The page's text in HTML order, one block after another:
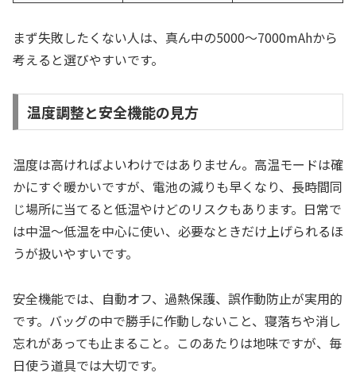
まず失敗したくない人は、真ん中の5000〜7000mAhから
考えると選びやすいです。
温度調整と安全機能の見方
温度は高ければよいわけではありません。高温モードは確
かにすぐ暖かいですが、電池の減りも早くなり、長時間同
じ場所に当てると低温やけどのリスクもあります。日常で
は中温〜低温を中心に使い、必要なときだけ上げられるほ
うが扱いやすいです。
安全機能では、自動オフ、過熱保護、誤作動防止が実用的
です。バッグの中で勝手に作動しないこと、寝落ちや消し
忘れがあっても止まること。このあたりは地味ですが、毎
日使う道具では大切です。